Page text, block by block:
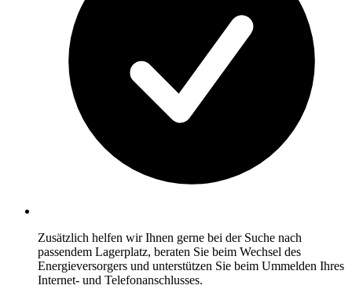
Zusätzlich helfen wir Ihnen gerne bei der Suche nach
passendem Lagerplatz, beraten Sie beim Wechsel des
Energieversorgers und unterstützen Sie beim Ummelden Ihres
Internet- und Telefonanschlusses.